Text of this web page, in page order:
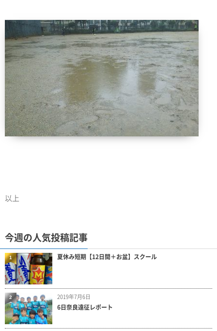
以上
今週の人気投稿記事
夏休み短期【12日間＋お盆】スクール
1
2019年7月6日
6日奈良遠征レポート
2